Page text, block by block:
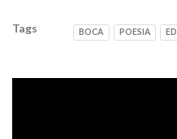
Tags BOCA POESIA